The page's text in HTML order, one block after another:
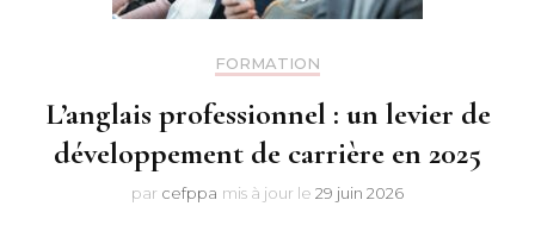
FORMATION
L’anglais professionnel : un levier de
développement de carrière en 2025
par cefppa mis à jour le 29 juin 2026